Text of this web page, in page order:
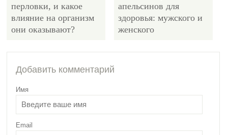
перловки, и какое
влияние на организм
они оказывают?
апельсинов для
здоровья: мужского и
женского
Польза и вред арахиса
Добавить комментарий
Имя
Email